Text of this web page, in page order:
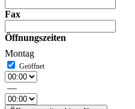
Fax
Öffnungszeiten
Montag
—